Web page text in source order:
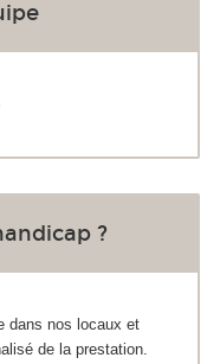
?
dans nos locaux et
de la prestation.